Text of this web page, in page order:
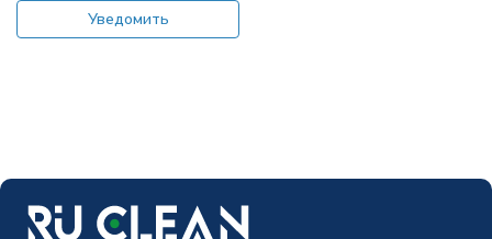
Уведомить